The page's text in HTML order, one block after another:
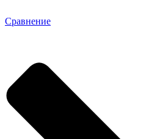
Сравнение